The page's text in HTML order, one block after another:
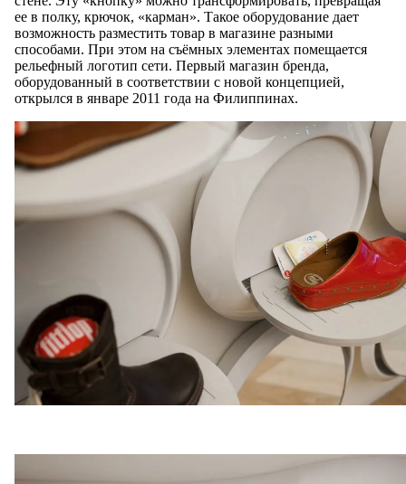
ее в полку, крючок, «карман». Такое оборудование дает
возможность разместить товар в магазине разными
способами. При этом на съёмных элементах помещается
рельефный логотип сети. Первый магазин бренда,
оборудованный в соответствии с новой концепцией,
открылся в январе 2011 года на Филиппинах.